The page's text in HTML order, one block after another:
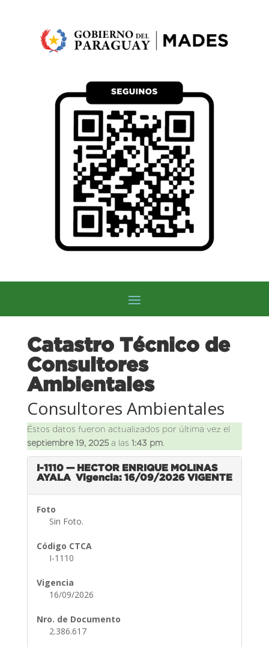
Catastro Técnico de
Consultores
Ambientales
Consultores Ambientales
Éstos datos fueron actualizados por última vez el
septiembre 19, 2025a las 1:43 pm.
I-1110 — HECTOR ENRIQUE MOLINAS
AYALA Vigencia: 16/09/2026VIGENTE
Foto
Sin Foto.
Código CTCA
I-1110
Vigencia
16/09/2026
Nro. de Documento
2.386.617